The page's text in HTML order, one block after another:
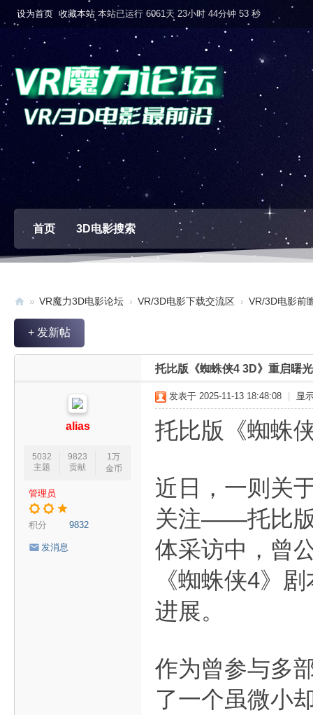
设为首页 收藏本站 本站已运行 6061天 23小时 44分钟 54 秒
首页 3D电影搜索
V
» VR魔力3D电影论坛 › VR/3D电影下载交流区 › VR/3D电影前
+ 发新帖
托比版《蜘蛛侠4 3D》重启曙
alias
5032
主题
9823
贡献
1万
金币
管理员
积分 9832
发消息
发表于 2025-11-13 18:48:08 显
托比版《蜘蛛
近日，一则关
关注——托比版
体采访中，曾
《蜘蛛侠4》
进展。
作为曾参与多
了一个虽微小